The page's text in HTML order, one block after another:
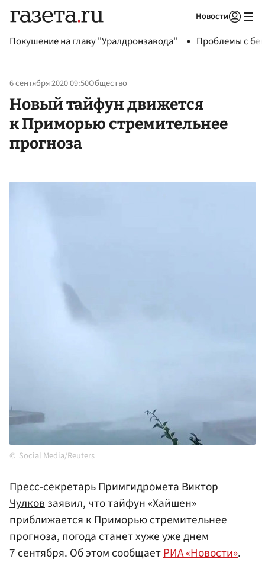
Новости
Покушение на главу "Уралдронзавода" Проблемы с
6 сентября 2020 09:50Общество
Новый тайфун движется
к Приморью стремительнее
прогноза
Social Media/Reuters
Пресс-секретарь ПримгидрометаВиктор
Чулковзаявил, что тайфун «Хайшен»
приближается к Приморью стремительнее
прогноза, погода станет хуже уже днем
7 сентября. Об этом сообщаетРИА «Новости».